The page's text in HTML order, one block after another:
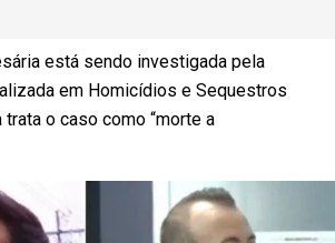
está sendo investigada pela
em Homicídios e Sequestros
trata o caso como “morte a